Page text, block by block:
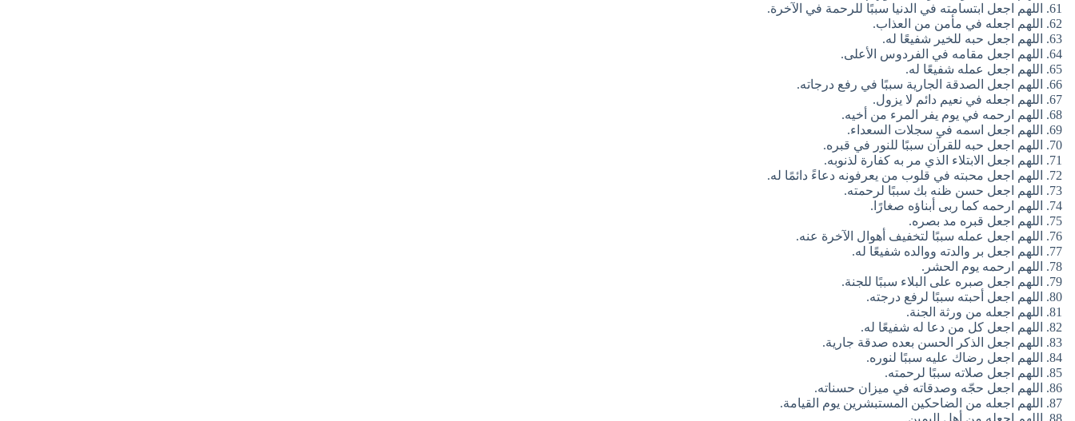
اللهم اجعل ابتسامته في الدنيا سببًا للرحمة في الآخرة.
اللهم اجعله في مأمن من العذاب.
اللهم اجعل حبه للخير شفيعًا له.
اللهم اجعل مقامه في الفردوس الأعلى.
اللهم اجعل عمله شفيعًا له.
اللهم اجعل الصدقة الجارية سببًا في رفع درجاته.
اللهم اجعله في نعيم دائم لا يزول.
اللهم ارحمه في يوم يفر المرء من أخيه.
اللهم اجعل اسمه في سجلات السعداء.
اللهم اجعل حبه للقرآن سببًا للنور في قبره.
اللهم اجعل الابتلاء الذي مر به كفارة لذنوبه.
اللهم اجعل محبته في قلوب من يعرفونه دعاءً دائمًا له.
اللهم اجعل حسن ظنه بك سببًا لرحمته.
اللهم ارحمه كما ربى أبناؤه صغارًا.
اللهم اجعل قبره مد بصره.
اللهم اجعل عمله سببًا لتخفيف أهوال الآخرة عنه.
اللهم اجعل بر والدته ووالده شفيعًا له.
اللهم ارحمه يوم الحشر.
اللهم اجعل صبره على البلاء سببًا للجنة.
اللهم اجعل أحبته سببًا لرفع درجته.
اللهم اجعله من ورثة الجنة.
اللهم اجعل كل من دعا له شفيعًا له.
اللهم اجعل الذكر الحسن بعده صدقة جارية.
اللهم اجعل رضاك عليه سببًا لنوره.
اللهم اجعل صلاته سببًا لرحمته.
اللهم اجعل حجّه وصدقاته في ميزان حسناته.
اللهم اجعله من الضاحكين المستبشرين يوم القيامة.
اللهم اجعله من أهل اليمين.